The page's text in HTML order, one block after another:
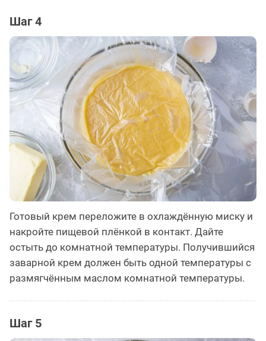
Шаг 4
Готовый крем переложите в охлаждённую миску и
накройте пищевой плёнкой в контакт. Дайте
остыть до комнатной температуры. Получившийся
заварной крем должен быть одной температуры с
размягчённым маслом комнатной температуры.
Шаг 5